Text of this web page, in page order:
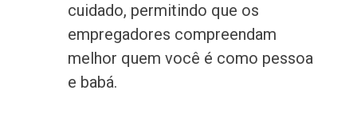
cuidado, permitindo que os
empregadores compreendam
melhor quem você é como pessoa
e babá.